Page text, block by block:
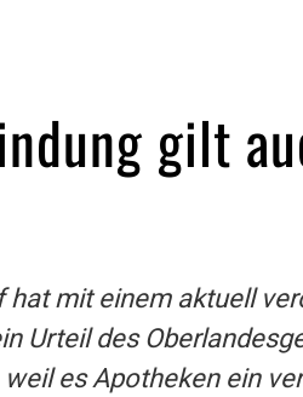
gilt
hat mit einem aktuell
Urteil des
es Apotheken ein